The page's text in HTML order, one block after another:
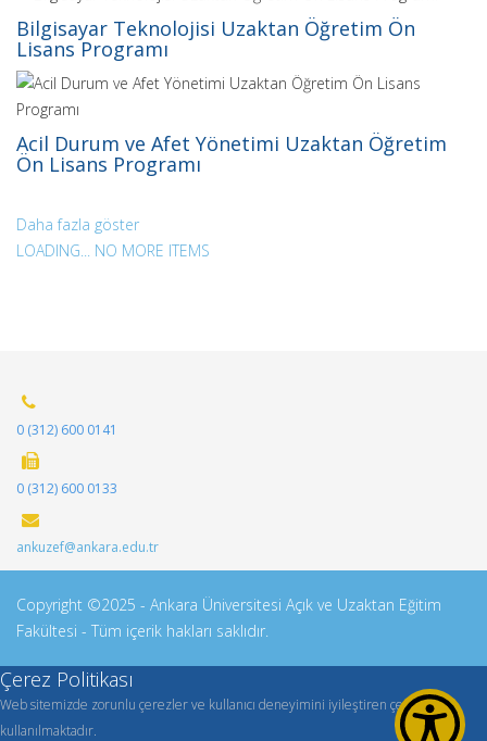
Bilgisayar Teknolojisi Uzaktan Öğretim Ön
Lisans Programı
Acil Durum ve Afet Yönetimi Uzaktan Öğretim
Ön Lisans Programı
LOADING... NO MORE ITEMS
0 (312) 600 0141
0 (312) 600 0133
ankuzef@ankara.edu.tr
Copyright ©2025 - Ankara Üniversitesi Açık ve Uzaktan Eğitim
Fakültesi - Tüm içerik hakları saklıdır.
Çerez Politikası
Web sitemizde zorunlu çerezler ve kullanıcı deneyimini iyileştiren çerezler
kullanılmaktadır.